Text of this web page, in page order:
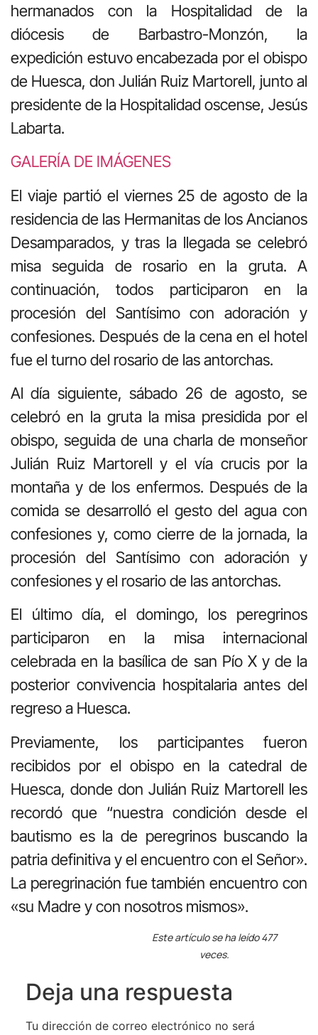
hermanados con la Hospitalidad de la
diócesis de Barbastro-Monzón, la
expedición estuvo encabezada por el obispo
de Huesca, don Julián Ruiz Martorell, junto al
presidente de la Hospitalidad oscense, Jesús
Labarta.
GALERÍA DE IMÁGENES
El viaje partió el viernes 25 de agosto de la
residencia de las Hermanitas de los Ancianos
Desamparados, y tras la llegada se celebró
misa seguida de rosario en la gruta. A
continuación, todos participaron en la
procesión del Santísimo con adoración y
confesiones. Después de la cena en el hotel
fue el turno del rosario de las antorchas.
Al día siguiente, sábado 26 de agosto, se
celebró en la gruta la misa presidida por el
obispo, seguida de una charla de monseñor
Julián Ruiz Martorell y el vía crucis por la
montaña y de los enfermos. Después de la
comida se desarrolló el gesto del agua con
confesiones y, como cierre de la jornada, la
procesión del Santísimo con adoración y
confesiones y el rosario de las antorchas.
El último día, el domingo, los peregrinos
participaron en la misa internacional
celebrada en la basílica de san Pío X y de la
posterior convivencia hospitalaria antes del
regreso a Huesca.
Previamente, los participantes fueron
recibidos por el obispo en la catedral de
Huesca, donde don Julián Ruiz Martorell les
recordó que “nuestra condición desde el
bautismo es la de peregrinos buscando la
patria definitiva y el encuentro con el Señor».
La peregrinación fue también encuentro con
«su Madre y con nosotros mismos».
Este artículo se ha leído 477
veces.
Deja una respuesta
Tu dirección de correo electrónico no será